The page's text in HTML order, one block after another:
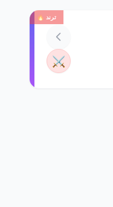
ترند 🔥
⚔️